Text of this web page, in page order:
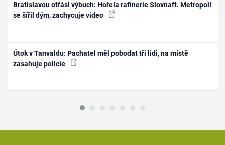
Bratislavou otřásl výbuch: Hořela rafinerie Slovnaft. Metropolí
se šířil dým, zachycuje video
Útok v Tanvaldu: Pachatel měl pobodat tři lidi, na místě
zasahuje policie